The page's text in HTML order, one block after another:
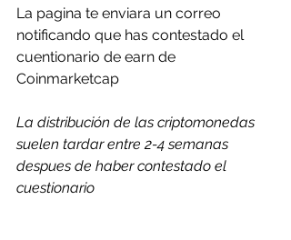
La pagina te enviara un correo
notificando que has contestado el
cuentionario de earn de
Coinmarketcap
La distribución de las criptomonedas
suelen tardar entre 2-4 semanas
despues de haber contestado el
cuestionario